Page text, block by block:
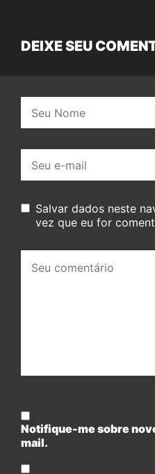
DEIXE SEU
mail:
Salvar dados neste
vez que eu for
comentário:
Notifique-me sobre
mail.